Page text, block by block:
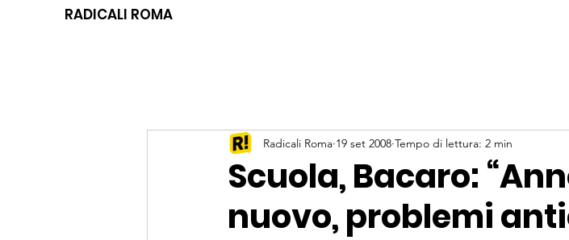
RADICALI ROMA
Scuola, Bacaro:
nuovo, problemi
Radicali Roma 19 set 2008 Tempo di lettura: 2 min